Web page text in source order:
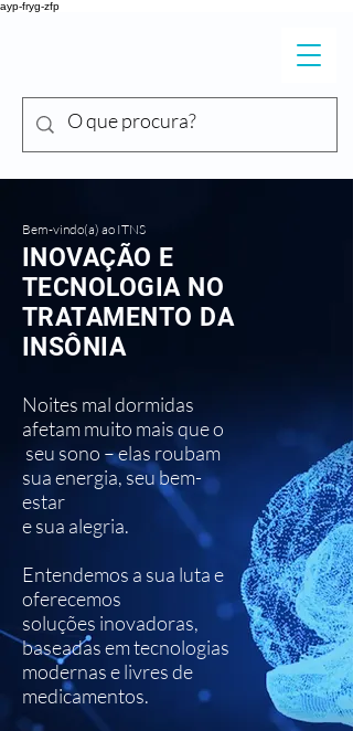
ayp-fryg-zfp
Bem-vindo(a) ao ITNS
INOVAÇÃO E
TECNOLOGIA NO
TRATAMENTO DA
INSÔNIA
​Noites mal dormidas
afetam muito mais que o
seu sono – elas roubam
sua energia, seu bem-
estar
e sua alegria.
Entendemos a sua luta e
oferecemos
soluções inovadoras,
baseadas em tecnologias
modernas elivres de
medicamentos.